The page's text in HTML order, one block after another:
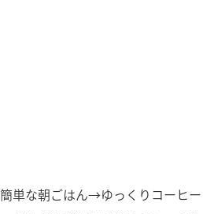
単な朝ごはん→ゆっくりコーヒー